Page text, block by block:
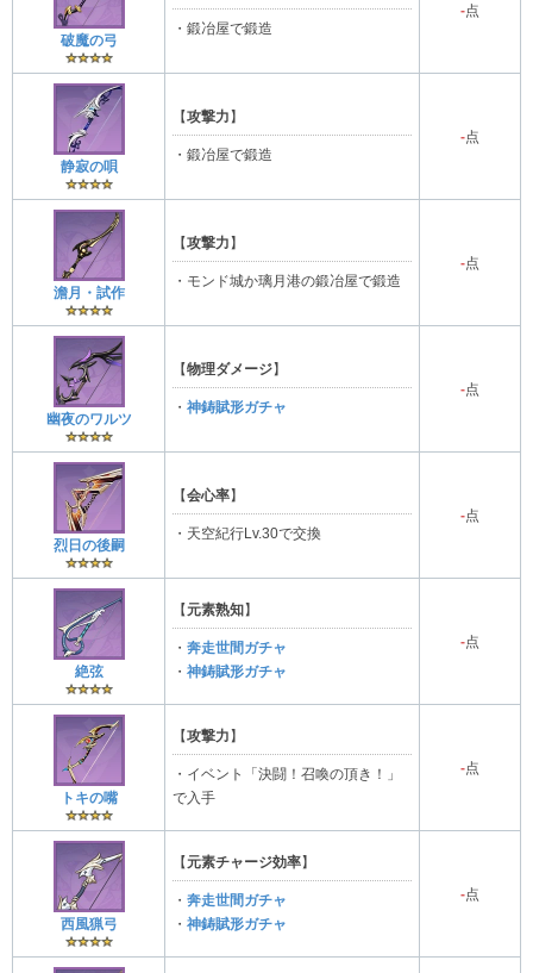
破魔の弓
・鍛冶屋で鍛造
-点
静寂の唄
【攻撃力 】
・鍛冶屋で鍛造
-点
澹月・試作
【攻撃力 】
・モンド城か璃月港の鍛冶屋で鍛造
-点
幽夜のワルツ
【物理ダメージ】
・ 神鋳賦形ガチャ
-点
烈日の後嗣
【会心率】
・天空紀行Lv.30で交換
-点
絶弦
【元素熟知】
・ 奔走世間ガチャ
・ 神鋳賦形ガチャ
-点
トキの嘴
【攻撃力 】
・イベント「決闘！召喚の頂き！」
で入手
-点
西風猟弓
【元素チャージ効率】
・ 奔走世間ガチャ
・ 神鋳賦形ガチャ
-点